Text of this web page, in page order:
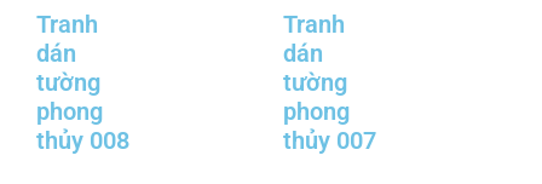
Tranh
dán
tường
phong
thủy 008
Tranh
dán
tường
phong
thủy 007